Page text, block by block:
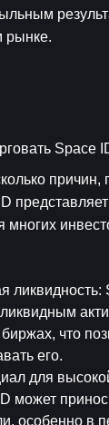
рынке.
Space
причин,
многих
ликвидность:
что
его.
для
может
особенно в